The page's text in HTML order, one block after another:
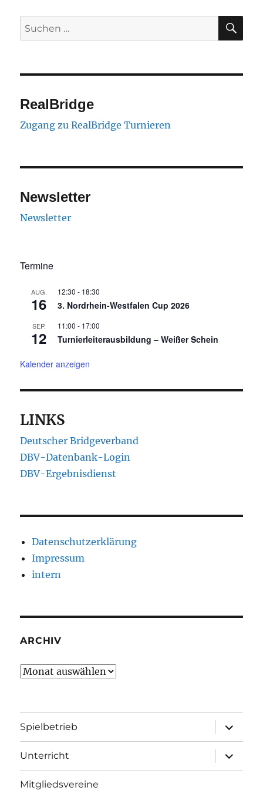
Suchen
nach:
RealBridge
Zugang zu RealBridge Turnieren
Newsletter
Newsletter
Termine
AUG.
16
12:30 - 18:30
3. Nordrhein-Westfalen Cup 2026
SEP.
12
11:00 - 17:00
Turnierleiterausbildung – Weißer Schein
Kalender anzeigen
LINKS
Deutscher Bridgeverband
DBV-Datenbank-Login
DBV-Ergebnisdienst
Datenschutzerklärung
Impressum
intern
ARCHIV
Archiv
Spielbetrieb
öffnen
Unterricht
öffnen
Mitgliedsvereine